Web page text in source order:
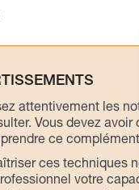
attentivement les
Vous devez
ce
ces techniques
votre